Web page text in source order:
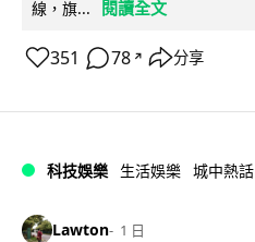
線，旗...
閱讀全文
351 78 ↗ 分享
科技娛樂 生活娛樂 城中熱話
Lawton 1 日